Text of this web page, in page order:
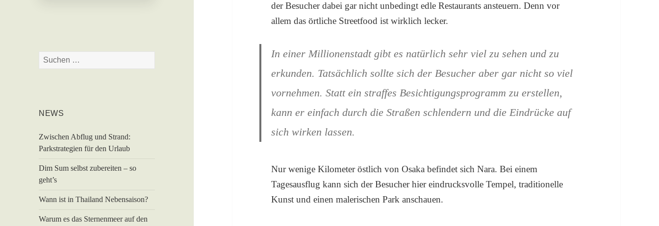
Suchen
nach:
NEWS
Zwischen Abflug und Strand:
Parkstrategien für den Urlaub
Dim Sum selbst zubereiten – so
geht’s
Wann ist in Thailand Nebensaison?
Warum es das Sternenmeer auf den
der Besucher dabei gar nicht unbedingt edle Restaurants ansteuern. Denn vor
allem das örtliche Streetfood ist wirklich lecker.
In einer Millionenstadt gibt es natürlich sehr viel zu sehen und zu
erkunden. Tatsächlich sollte sich der Besucher aber gar nicht so viel
vornehmen. Statt ein straffes Besichtigungsprogramm zu erstellen,
kann er einfach durch die Straßen schlendern und die Eindrücke auf
sich wirken lassen.
Nur wenige Kilometer östlich von Osaka befindet sich Nara. Bei einem
Tagesausflug kann sich der Besucher hier eindrucksvolle Tempel, traditionelle
Kunst und einen malerischen Park anschauen.